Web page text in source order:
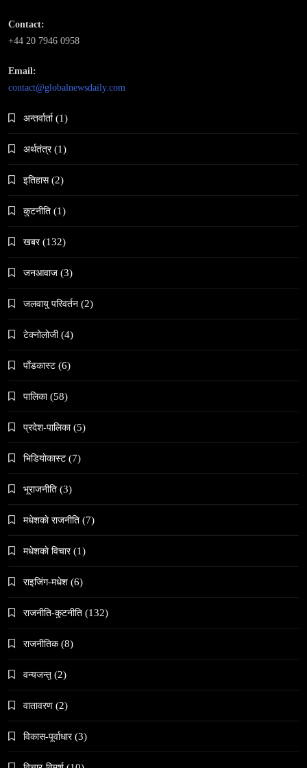
भारतको इतिहासमा पहिलोपटक मृत्यु इच्छाको अनुमति
समाज
February 27, 2026
काठमाडौँमा चिरोत्थानसँगै होली पर्व शुभारम्भ
Contact:
+44 20 7946 0958
Email:
contact@globalnewsdaily.com
अन्तर्वार्ता (1)
अर्थतंत्र (1)
इतिहास (2)
कुटनीति (1)
खबर (132)
जनआवाज (3)
जलवायु परिवर्तन (2)
टेक्नोलोजी (4)
पाँडकास्ट (6)
पालिका (58)
प्रदेश-पालिका (5)
भिडियाेकास्ट (7)
भूराजनीति (3)
मधेशकाे राजनीति (7)
मधेशकाे विचार (1)
राइजिंग-मधेश (6)
राजनीति-कुटनीति (132)
राजनीतिक (8)
वन्यजन्तु (2)
वातावरण (2)
विकास-पूर्वाधार (3)